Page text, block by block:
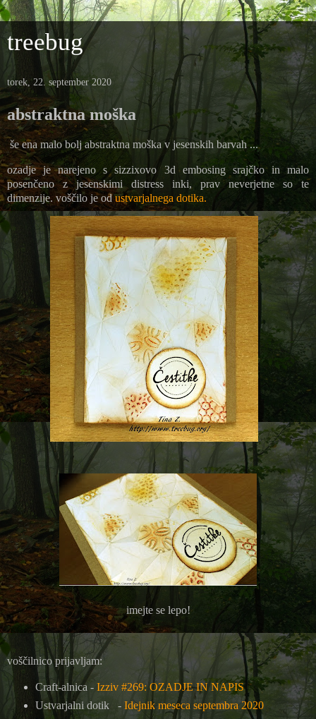
treebug
torek, 22. september 2020
abstraktna moška
še ena malo bolj abstraktna moška v jesenskih barvah ...
ozadje je narejeno s sizzixovo 3d embosing srajčko in malo
posenčeno z jesenskimi distress inki, prav neverjetne so te
dimenzije. voščilo je odustvarjalnega dotika.
imejte se lepo!
voščilnico prijavljam:
Craft-alnica - Izziv #269: OZADJE IN NAPIS
Ustvarjalni dotik - Idejnik meseca septembra 2020